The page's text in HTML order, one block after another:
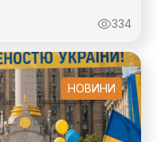
334
НОВИНИ